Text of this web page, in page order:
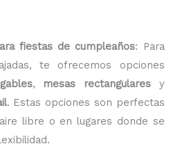
fiestas de cumpleaños: Para
te ofrecemos opciones
, mesas rectangularesy
. Estas opciones son perfectas
libre o en lugares donde se